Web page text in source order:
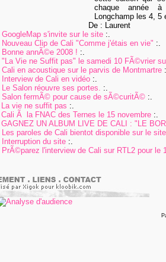
chaque année à
Longchamp les 4, 5
De : Laurent
GoogleMap s'invite sur le site :.
Nouveau Clip de Cali "Comme j'étais en vie" :.
Bonne annÃ©e 2008 ! :.
"La Vie ne Suffit pas" le samedi 10 FÃ©vrier
Cali en acoustique sur le parvis de Montmartre
Interview de Cali en vidéo :.
Le Salon réouvre ses portes. :.
Salon fermÃ© pour cause de sÃ©curitÃ© :.
La vie ne suffit pas :.
Cali Ã la FNAC des Ternes le 15 novembre :.
GAGNEZ UN ALBUM LIVE DE CALI : "LE
Les paroles de Cali bientot disponible sur le site
Interruption du site :.
PrÃ©parez l'interview de Cali sur RTL2 pour le